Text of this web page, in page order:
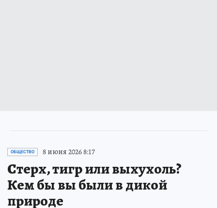
ОБЩЕСТВО 8 июня 2026 8:17
Стерх, тигр или выхухоль?
Кем бы вы были в дикой
природе